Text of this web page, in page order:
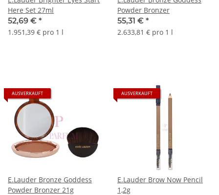
Here Set 27ml
52,69 € *
1.951,39 € pro 1 l
Powder Bronzer
55,31 € *
2.633,81 € pro 1 l
AUSVERKAUFT
E.Lauder Bronze Goddess
Powder Bronzer 21g
AUSVERKAUFT
E.Lauder Brow Now Pencil
1,2g